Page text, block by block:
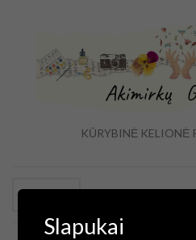
KŪRYBINĖ KELIONĖ
Slapukai